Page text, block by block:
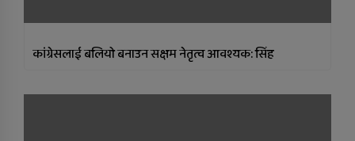
कांग्रेसलाई बलियो बनाउन सक्षम नेतृत्व आवश्यक: सिंह